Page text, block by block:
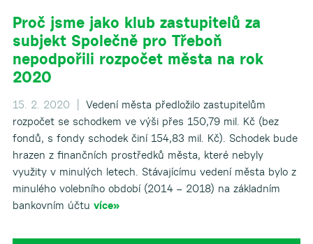
Proč jsme jako klub zastupitelů za
subjekt Společně pro Třeboň
nepodpořili rozpočet města na rok
2020
15. 2. 2020 |
Vedení města předložilo zastupitelům
rozpočet se schodkem ve výši přes 150,79 mil. Kč (bez
fondů, s fondy schodek činí 154,83 mil. Kč). Schodek bude
hrazen z finančních prostředků města, které nebyly
využity v minulých letech. Stávajícímu vedení města bylo z
minulého volebního období (2014 – 2018) na základním
bankovním účtu více»